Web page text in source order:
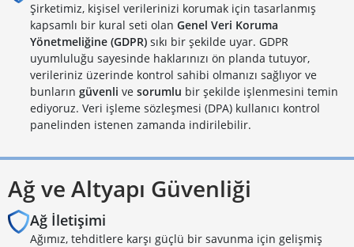
Şirketimiz, kişisel verilerinizi korumak için tasarlanmış
kapsamlı bir kural seti olan Genel Veri Koruma
Yönetmeliğine (GDPR) sıkı bir şekilde uyar. GDPR
uyumluluğu sayesinde haklarınızı ön planda tutuyor,
verileriniz üzerinde kontrol sahibi olmanızı sağlıyor ve
bunların güvenli ve sorumlu bir şekilde işlenmesini temin
ediyoruz. Veri işleme sözleşmesi (DPA) kullanıcı kontrol
panelinden istenen zamanda indirilebilir.
Ağ ve Altyapı Güvenliği
Ağ İletişimi
Ağımız, tehditlere karşı güçlü bir savunma için gelişmiş